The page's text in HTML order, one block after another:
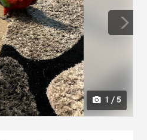
1 / 5